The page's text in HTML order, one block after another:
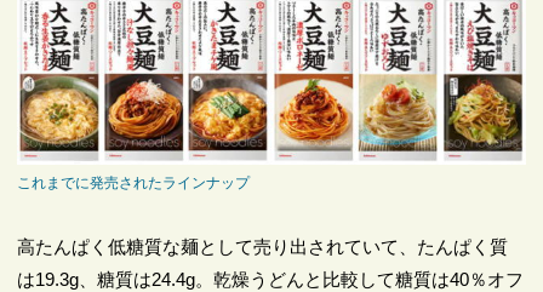
これまでに発売されたラインナップ
高たんぱく低糖質な麺として売り出されていて、たんぱく質
は19.3g、糖質は24.4g。乾燥うどんと比較して糖質は40％オフ